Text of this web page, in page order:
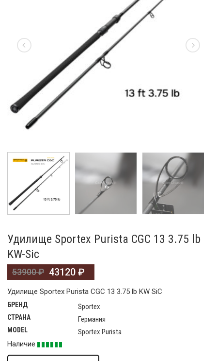
Удилище Sportex Purista CGC 13 3.75 lb
KW-Sic
53900₽ 43120 ₽
Удилище Sportex Purista CGC 13 3.75 lb KW SiC
БРЕНД Sportex
СТРАНА Германия
MODEL
Sportex Purista
Наличие